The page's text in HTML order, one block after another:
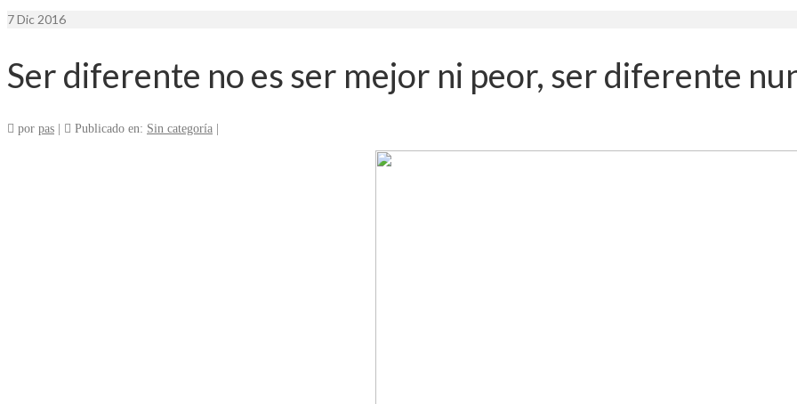
7Dic 2016
Ser diferente no es ser mejor ni peor, ser diferente
por pas Publicado en: Sin categoría